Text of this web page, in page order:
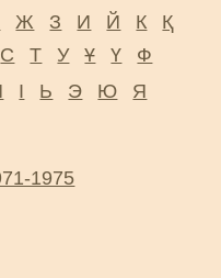
Ж З И Й К
Қ
С Т У Ұ Ү
Ф
І Ь Э Ю Я
1975